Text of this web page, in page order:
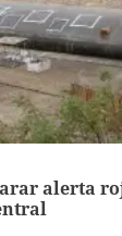
alerta